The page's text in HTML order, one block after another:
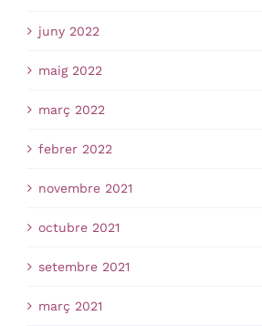
juny 2022
maig 2022
març 2022
febrer 2022
novembre 2021
octubre 2021
setembre 2021
març 2021